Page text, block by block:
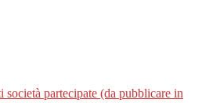
società partecipate (da pubblicare in